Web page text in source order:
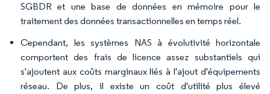
SGBDR et une base de données en mémoire pour le
traitement des données transactionnelles en temps réel.
Cependant, les systèmes NAS à évolutivité horizontale
comportent des frais de licence assez substantiels qui
s'ajoutent aux coûts marginaux liés à l'ajout d'équipements
réseau. De plus, il existe un coût d'utilité plus élevé